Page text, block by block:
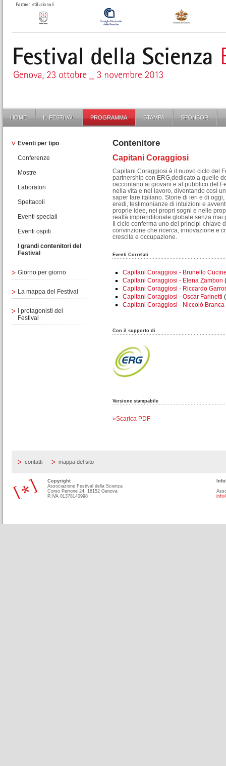
HOME IL FESTIVAL PROGRAMMA STAMPA SPONSOR
Eventi per tipo
Conferenze
Mostre
Laboratori
Spettacoli
Eventi speciali
Eventi ospiti
I grandi contenitori del
Festival
Giorno per giorno
La mappa del Festival
I protagonisti del
Festival
Contenitore
Capitani Coraggiosi
Capitani Coraggiosi è il nuovo ciclo del
partnership con ERG,dedicato a quelle
raccontano ai giovani e al pubblico del
nella vita e nel lavoro, diventando così
saper fare italiano. Storie di ieri e di
eredi, testimonianze di intuizioni e
proprie idee, nei propri sogni e nelle
realtà imprenditoriale globale senza mai
Il ciclo conferma uno dei principi-chiave
convinzione che ricerca, innovazione e
crescita e occupazione.
Eventi Correlati
Capitani Coraggiosi - Brunello
Capitani Coraggiosi - Elena Zambon
Capitani Coraggiosi - Riccardo
Capitani Coraggiosi - Oscar Farinetti
Capitani Coraggiosi - Niccolò Branca
Con il supporto di
Versione stampabile
»Scarica PDF
contatti mappa del sito
Copyright
Associazione Festival della Scienza
Corso Perrone 24, 16152 Genova
P.IVA 01378140998